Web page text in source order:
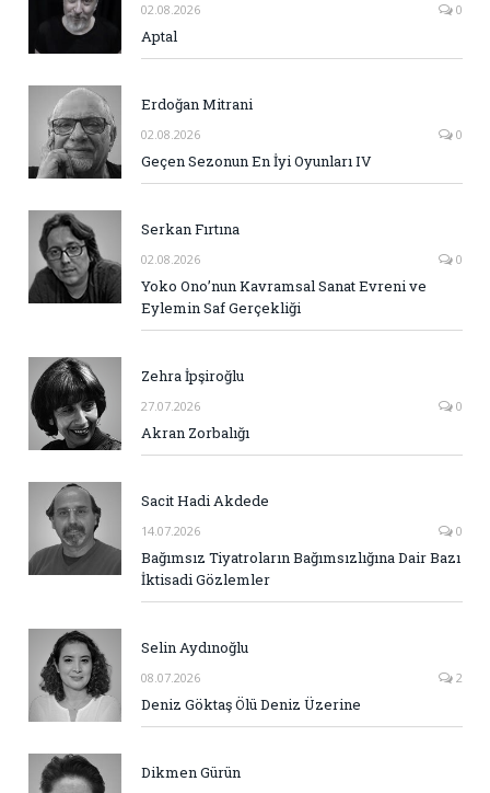
02.08.2026 0
Aptal
Erdoğan Mitrani
02.08.2026 0
Geçen Sezonun En İyi Oyunları IV
Serkan Fırtına
02.08.2026 0
Yoko Ono’nun Kavramsal Sanat Evreni ve
Eylemin Saf Gerçekliği
Zehra İpşiroğlu
27.07.2026 0
Akran Zorbalığı
Sacit Hadi Akdede
14.07.2026 0
Bağımsız Tiyatroların Bağımsızlığına Dair Bazı
İktisadi Gözlemler
Selin Aydınoğlu
08.07.2026 2
Deniz Göktaş Ölü Deniz Üzerine
Dikmen Gürün